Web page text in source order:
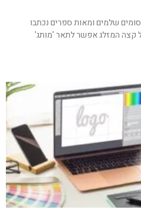
שלמים ומאות ספרים נכתבו
קצה המזלג אפשר לתאר 'מותג'